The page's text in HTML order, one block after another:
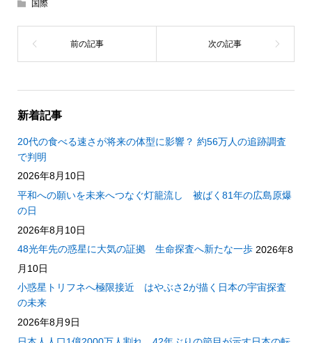
国際
新着記事
20代の食べる速さが将来の体型に影響？ 約56万人の追跡調査
で判明
2026年8月10日
平和への願いを未来へつなぐ灯籠流し 被ばく81年の広島原爆
の日
2026年8月10日
48光年先の惑星に大気の証拠 生命探査へ新たな一歩 2026年8
月10日
小惑星トリフネへ極限接近 はやぶさ2が描く日本の宇宙探査
の未来
2026年8月9日